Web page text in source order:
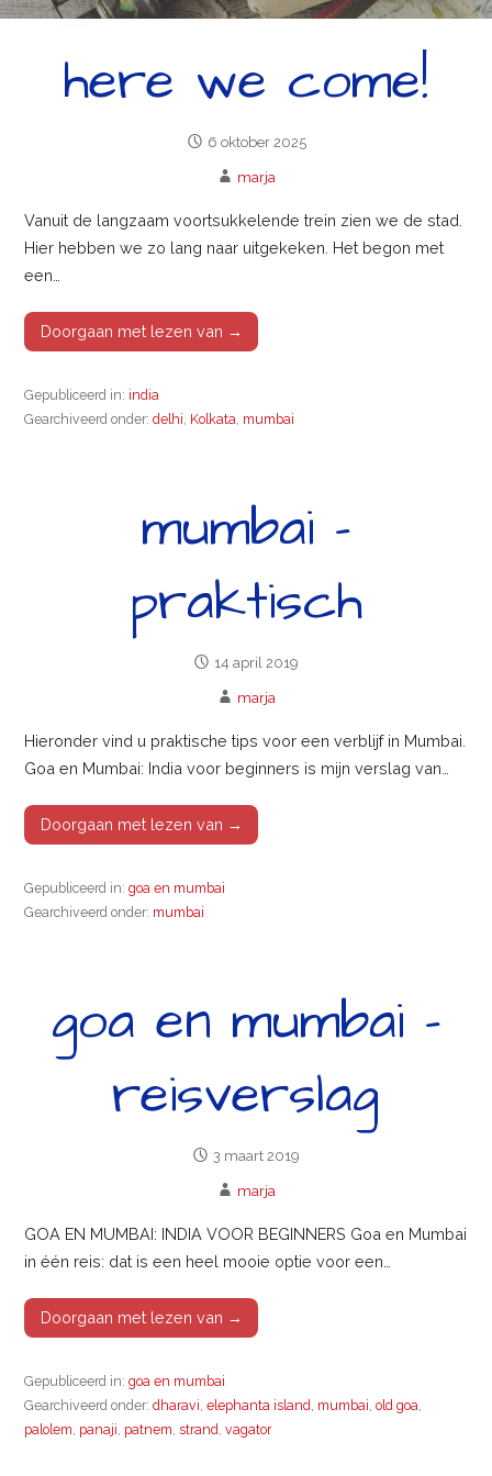
here we come!
6 oktober 2025
marja
Vanuit de langzaam voortsukkelende trein zien we de stad.
Hier hebben we zo lang naar uitgekeken. Het begon met
een…
Doorgaan met lezen van →
Gepubliceerd in: india
Gearchiveerd onder:delhi Kolkata mumbai
mumbai –
praktisch
14 april 2019
marja
Hieronder vind u praktische tips voor een verblijf in Mumbai.
Goa en Mumbai: India voor beginners is mijn verslag van…
Doorgaan met lezen van →
Gepubliceerd in:goa en mumbai
Gearchiveerd onder: mumbai
goa en mumbai –
reisverslag
3 maart 2019
marja
GOA EN MUMBAI: INDIA VOOR BEGINNERS Goa en Mumbai
in één reis: dat is een heel mooie optie voor een…
Doorgaan met lezen van →
Gepubliceerd in:goa en mumbai
Gearchiveerd onder:dharavi ,elephanta island mumbai ,old goa
palolem panaji patnem ,strand ,vagator